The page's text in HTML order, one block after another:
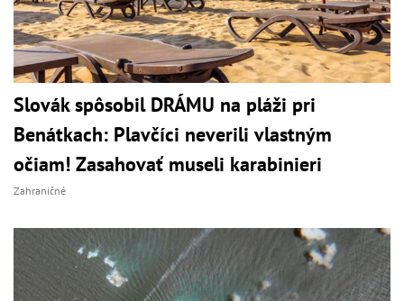
Slovák spôsobil DRÁMU na pláži pri
Benátkach: Plavčíci neverili vlastným
očiam! Zasahovať museli karabinieri
Zahraničné